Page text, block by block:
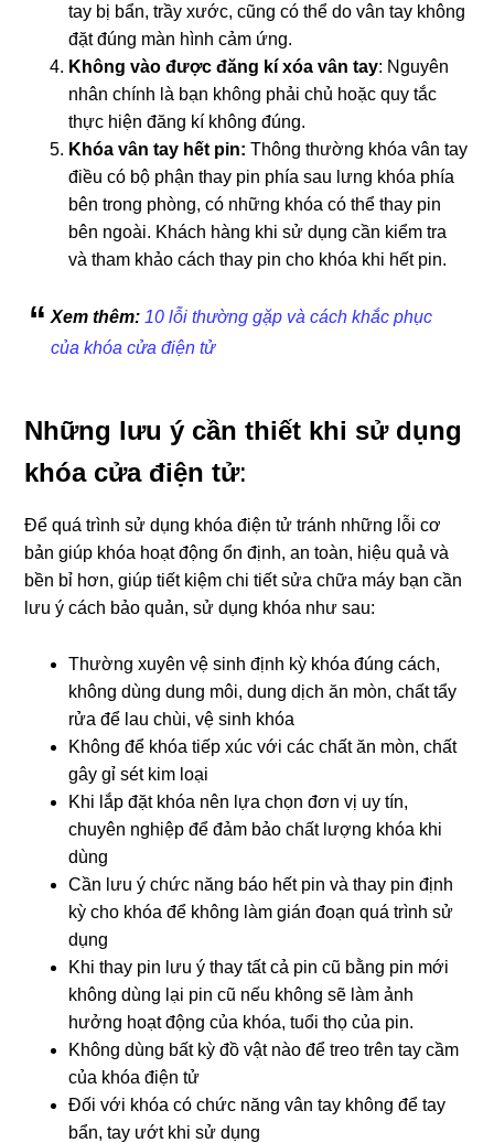
tay bị bẩn, trầy xước, cũng có thể do vân tay không
đặt đúng màn hình cảm ứng.
Không vào được đăng kí xóa vân tay: Nguyên
nhân chính là bạn không phải chủ hoặc quy tắc
thực hiện đăng kí không đúng.
Khóa vân tay hết pin: Thông thường khóa vân tay
điều có bộ phận thay pin phía sau lưng khóa phía
bên trong phòng, có những khóa có thể thay pin
bên ngoài. Khách hàng khi sử dụng cần kiểm tra
và tham khảo cách thay pin cho khóa khi hết pin.
Xem thêm: 10 lỗi thường gặp và cách khắc phục
của khóa cửa điện tử
Những lưu ý cần thiết khi sử dụng
khóa cửa điện tử:
Để quá trình sử dụng khóa điện tử tránh những lỗi cơ
bản giúp khóa hoạt động ổn định, an toàn, hiệu quả và
bền bỉ hơn, giúp tiết kiệm chi tiết sửa chữa máy bạn cần
lưu ý cách bảo quản, sử dụng khóa như sau:
Thường xuyên vệ sinh định kỳ khóa đúng cách,
không dùng dung môi, dung dịch ăn mòn, chất tẩy
rửa để lau chùi, vệ sinh khóa
Không để khóa tiếp xúc với các chất ăn mòn, chất
gây gỉ sét kim loại
Khi lắp đặt khóa nên lựa chọn đơn vị uy tín,
chuyên nghiệp để đảm bảo chất lượng khóa khi
dùng
Cần lưu ý chức năng báo hết pin và thay pin định
kỳ cho khóa để không làm gián đoạn quá trình sử
dụng
Khi thay pin lưu ý thay tất cả pin cũ bằng pin mới
không dùng lại pin cũ nếu không sẽ làm ảnh
hưởng hoạt động của khóa, tuổi thọ của pin.
Không dùng bất kỳ đồ vật nào để treo trên tay cầm
của khóa điện tử
Đối với khóa có chức năng vân tay không để tay
bẩn, tay ướt khi sử dụng